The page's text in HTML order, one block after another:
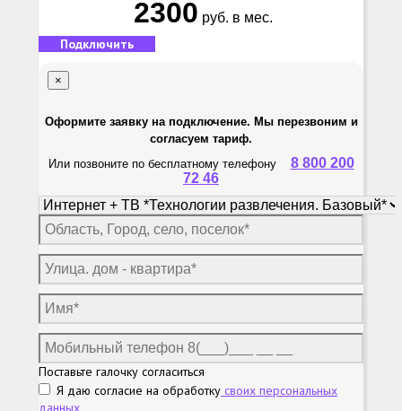
2300 руб. в мес.
Подключить
×
Оформите заявку на подключение. Мы перезвоним и
согласуем тариф.
Или позвоните по бесплатному телефону 8 800 200
72 46
Поставьте галочку согласиться
Я даю согласие на обработку своих персональных
данных